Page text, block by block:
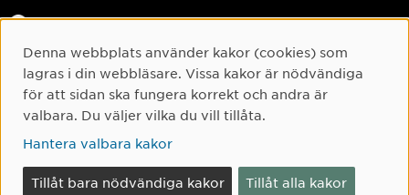
Facebook
Instagram
TikTok
Youtube
Cookie-samtycke
Denna webbplats använder kakor (cookies) som
lagras i din webbläsare. Vissa kakor är nödvändiga
för att sidan ska fungera korrekt och andra är
valbara. Du väljer vilka du vill tillåta.
Hantera valbara kakor
Tillåt bara nödvändiga kakor Tillåt alla kakor